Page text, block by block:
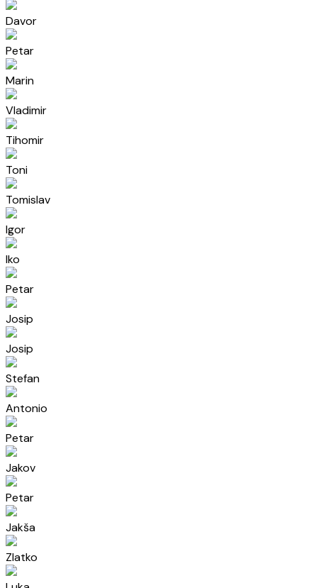
Davor
Petar
Marin
Vladimir
Tihomir
Toni
Tomislav
Igor
Iko
Petar
Josip
Josip
Stefan
Antonio
Petar
Jakov
Petar
Jakša
Zlatko